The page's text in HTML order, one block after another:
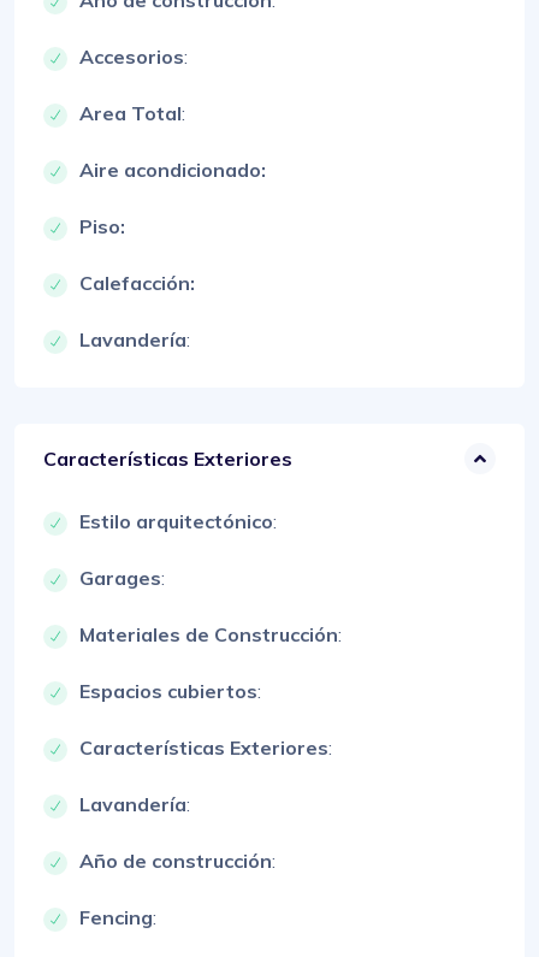
Accesorios:
Area Total:
Aire acondicionado:
Piso:
Calefacción:
Lavandería:
Características Exteriores
Estilo arquitectónico:
Garages:
Materiales de Construcción:
Espacios cubiertos:
Características Exteriores:
Lavandería:
Año de construcción:
Fencing: